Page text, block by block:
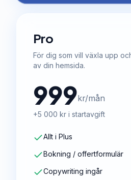
Pro
För dig som vill växla upp
av din hemsida.
999kr/mån
+5 000 kr i startavgift
Allt i Plus
Bokning / offertformulär
Copywriting ingår